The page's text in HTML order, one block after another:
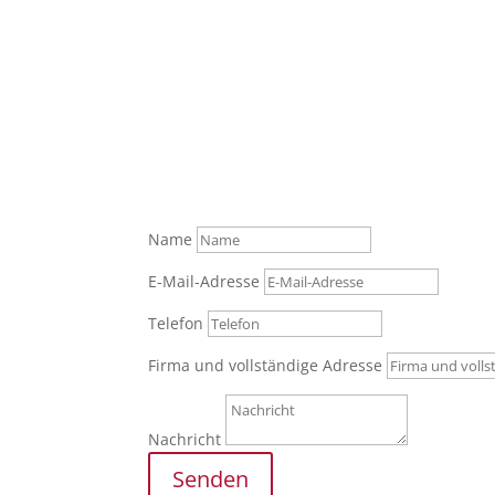
Name
E-Mail-Adresse
Telefon
Firma und vollständige Adresse
Nachricht
Senden